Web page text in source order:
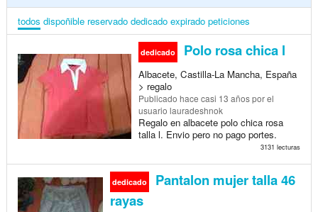
todos dispoñible reservado dedicado expirado peticiones
dedicado Polo rosa chica l
Albacete, Castilla-La Mancha, España
> regalo
Publicado hace casi 13 añospor el
usuario lauradeshnok
Regalo en albacete polo chica rosa
talla l. Envio pero no pago portes.
3131 lecturas
dedicado
Pantalon mujer talla 46
rayas